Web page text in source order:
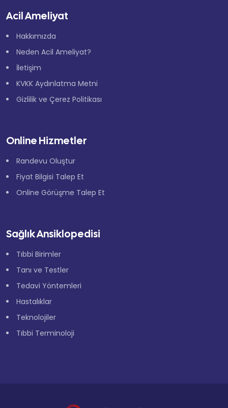
Acil Ameliyat
Hakkımızda
Neden Acil Ameliyat?
İletişim
KVKK Aydınlatma Metni
Gizlilik ve Çerez Politikası
Online Hizmetler
Randevu Oluştur
Fiyat Bilgisi Talep Et
Online Görüşme Talep Et
Sağlık Ansiklopedisi
Tıbbi Birimler
Tanı ve Testler
Tedavi Yöntemleri
Hastalıklar
Teknolojiler
Tıbbi Terminoloji